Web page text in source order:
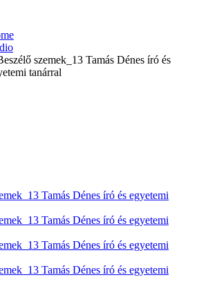
szemek_13 Tamás Dénes író és
tanárral